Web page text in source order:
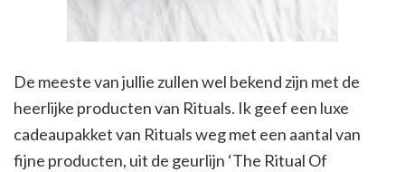
De meeste van jullie zullen wel bekend zijn met de
heerlijke producten van Rituals. Ik geef een luxe
cadeaupakket van Rituals weg met een aantal van
fijne producten, uit de geurlijn ‘The Ritual Of